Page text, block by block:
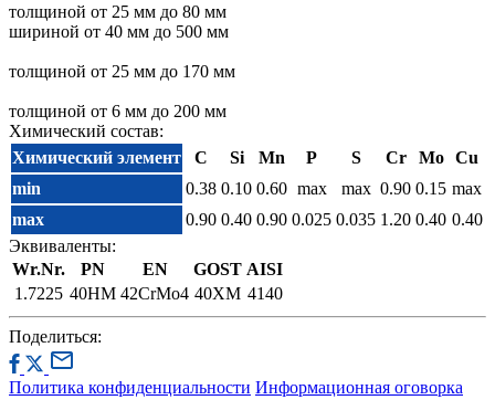
толщиной от 25 мм до 80 мм
шириной от 40 мм до 500 мм
толщиной от 25 мм до 170 мм
толщиной от 6 мм до 200 мм
Химический состав:
Химический элемент
C Si Mn P S Cr Mo
Cu
min
0.38 0.10 0.60 max max 0.90 0.15 max
max
0.90 0.40 0.90 0.025 0.035 1.20 0.40 0.40
Эквиваленты:
Wr.Nr.
PN EN GOST AISI
1.7225 40HM 42CrMo4 40XM 4140
Поделиться:
Политика конфиденциальности Информационная оговорка